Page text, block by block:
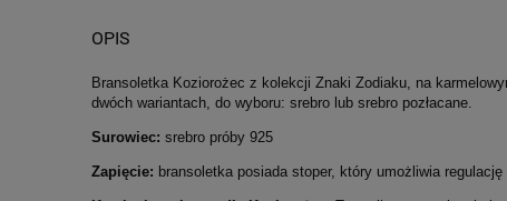
OPIS
Bransoletka Koziorożec z kolekcji Znaki Zodiaku, na
dwóch wariantach, do wyboru: srebro lub srebro pozłacane.
Surowiec: srebro próby 925
Zapięcie: bransoletka posiada stoper, który umożliwia regulację